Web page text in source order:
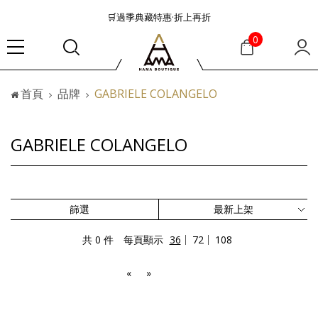
🛒過季典藏特惠·折上再折
👜大容量包款美學從不只是收納
『折扣』降臨，將時髦夏季全部收藏
🟤「萬元初」入手HEREU小眾靜奢品牌包款
🟤TODS的義大利經典美學超越了短暫流行
『折扣』降臨，將時髦夏季全部收藏
🟤「萬元初」入手HEREU小眾靜奢品牌包款
0
首頁 品牌 GABRIELE COLANGELO
GABRIELE COLANGELO
篩選
共 0 件 每頁顯示 36 72 108
« »